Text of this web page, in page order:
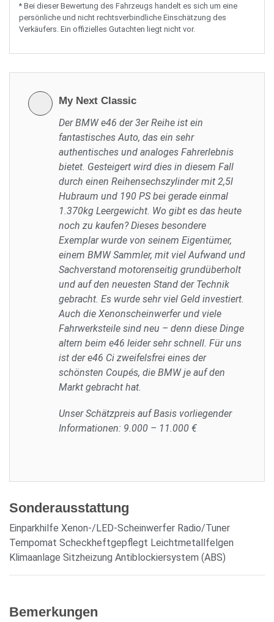
My Next Classic
Der BMW e46 der 3er Reihe ist ein
fantastisches Auto, das ein sehr
authentisches und analoges Fahrerlebnis
bietet. Gesteigert wird dies in diesem Fall
durch einen Reihensechszylinder mit 2,5l
Hubraum und 190 PS bei gerade einmal
1.370kg Leergewicht. Wo gibt es das heute
noch zu kaufen? Dieses besondere
Exemplar wurde von seinem Eigentümer,
einem BMW Sammler, mit viel Aufwand und
Sachverstand motorenseitig grundüberholt
und auf den neuesten Stand der Technik
gebracht. Es wurde sehr viel Geld investiert.
Auch die Xenonscheinwerfer und viele
Fahrwerksteile sind neu – denn diese Dinge
altern beim e46 leider sehr schnell. Für uns
ist der e46 Ci zweifelsfrei eines der
schönsten Coupés, die BMW je auf den
Markt gebracht hat.
Unser Schätzpreis auf Basis vorliegender
Informationen: 9.000 – 11.000 €
Sonderausstattung
Einparkhilfe Xenon-/LED-Scheinwerfer Radio/Tuner
Tempomat Scheckheftgepflegt Leichtmetallfelgen
Klimaanlage Sitzheizung Antiblockiersystem (ABS)
Bemerkungen
* Bei dieser Bewertung des Fahrzeugs handelt es sich um eine
persönliche und nicht rechtsverbindliche Einschätzung des
Verkäufers. Ein offizielles Gutachten liegt nicht vor.